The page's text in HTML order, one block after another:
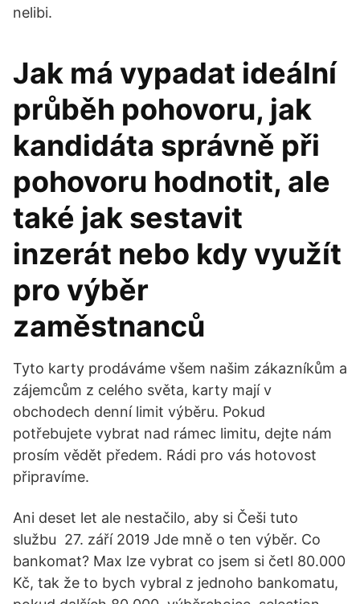
nelibi.
Jak má vypadat ideální
průběh pohovoru, jak
kandidáta správně při
pohovoru hodnotit, ale
také jak sestavit
inzerát nebo kdy využít
pro výběr
zaměstnanců
Tyto karty prodáváme všem našim zákazníkům a
zájemcům z celého světa, karty mají v
obchodech denní limit výběru. Pokud
potřebujete vybrat nad rámec limitu, dejte nám
prosím vědět předem. Rádi pro vás hotovost
připravíme.
Ani deset let ale nestačilo, aby si Češi tuto
službu 27. září 2019 Jde mně o ten výběr. Co
bankomat? Max lze vybrat co jsem si četl 80.000
Kč, tak že to bych vybral z jednoho bankomatu,